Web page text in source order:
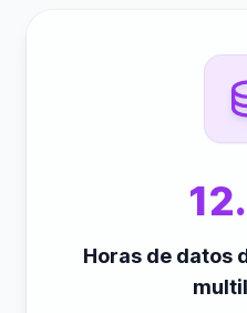
Horas de datos